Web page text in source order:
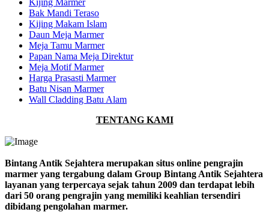
Kijing Marmer
Bak Mandi Teraso
Kijing Makam Islam
Daun Meja Marmer
Meja Tamu Marmer
Papan Nama Meja Direktur
Meja Motif Marmer
Harga Prasasti Marmer
Batu Nisan Marmer
Wall Cladding Batu Alam
TENTANG KAMI
Bintang Antik Sejahtera merupakan situs online pengrajin
marmer yang tergabung dalam Group Bintang Antik Sejahtera
layanan yang terpercaya sejak tahun 2009 dan terdapat lebih
dari 50 orang pengrajin yang memiliki keahlian tersendiri
dibidang pengolahan marmer.